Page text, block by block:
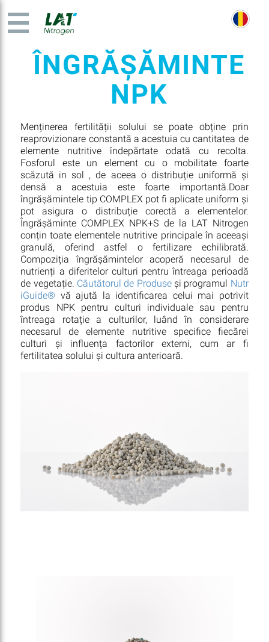
ÎNGRĂȘĂMINTE
NPK
Menținerea fertilității solului se poate obține prin
reaprovizionare constantă a acestuia cu cantitatea de
elemente nutritive îndepărtate odată cu recolta.
Fosforul este un element cu o mobilitate foarte
scăzută in sol , de aceea o distribuție uniformă și
densă a acestuia este foarte importantă.Doar
îngrășămintele tip COMPLEX pot fi aplicate uniform și
pot asigura o distribuție corectă a elementelor.
Îngrășăminte COMPLEX NPK+S de la LAT Nitrogen
conțin toate elementele nutritive principale în aceeași
granulă, oferind astfel o fertilizare echilibrată.
Compoziția îngrășămintelor acoperă necesarul de
nutrienți a diferitelor culturi pentru întreaga perioadă
de vegetație. Căutătorul de Produse și programul Nutr
iGuide® vă ajută la identificarea celui mai potrivit
produs NPK pentru culturi individuale sau pentru
întreaga rotație a culturilor, luând în considerare
necesarul de elemente nutritive specifice fiecărei
culturi și influența factorilor externi, cum ar fi
fertilitatea solului și cultura anterioară.